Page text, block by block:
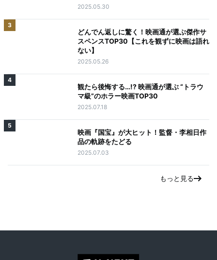
2025.05.30
3
どんでん返しに驚く！映画通が選ぶ傑作サ
スペンスTOP30【これを観ずに映画は語れ
ない】
2025.05.26
4
観たら後悔する…!? 映画通が選ぶ “トラウ
マ級”のホラー映画TOP30
2025.07.18
5
映画『国宝』が大ヒット！監督・李相日作
品の軌跡をたどる
2025.07.03
もっと見る